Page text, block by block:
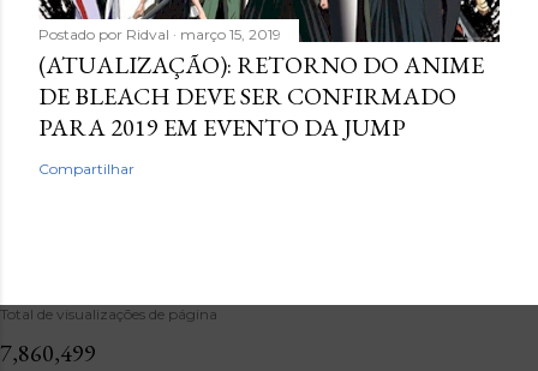
Postado por Ridval março 15, 2019
(ATUALIZAÇÃO): RETORNO DO ANIME
DE BLEACH DEVE SER CONFIRMADO
PARA 2019 EM EVENTO DA JUMP
Compartilhar
Total de visualizações de página
7,860,499